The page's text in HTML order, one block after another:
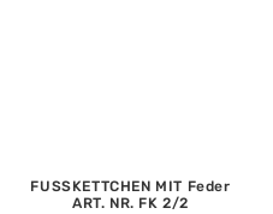
FUSSKETTCHEN MIT Feder
ART. NR. FK 2/2